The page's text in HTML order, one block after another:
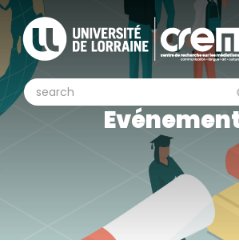
Aller
au
contenu
principal
Search
search